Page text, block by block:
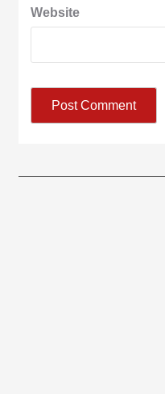
Website